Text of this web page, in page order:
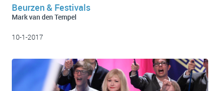
Beurzen & Festivals
Mark van den Tempel
10-1-2017